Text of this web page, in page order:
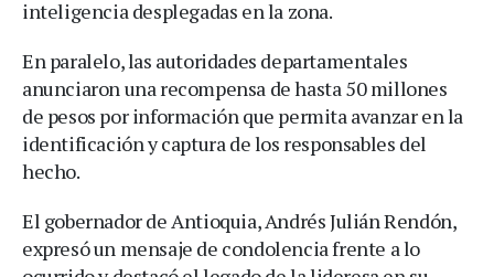
inteligencia desplegadas en la zona.
En paralelo, las autoridades departamentales
anunciaron una recompensa de hasta 50 millones
de pesos por información que permita avanzar en la
identificación y captura de los responsables del
hecho.
El gobernador de Antioquia, Andrés Julián Rendón,
expresó un mensaje de condolencia frente a lo